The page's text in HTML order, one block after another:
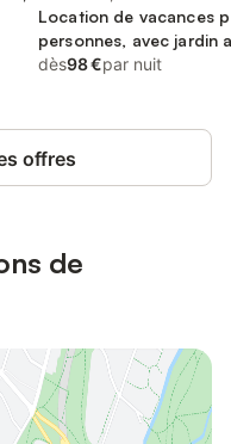
Location de vacances
personnes, avec jardin
et vue
dès98 €par nuit
offres
de